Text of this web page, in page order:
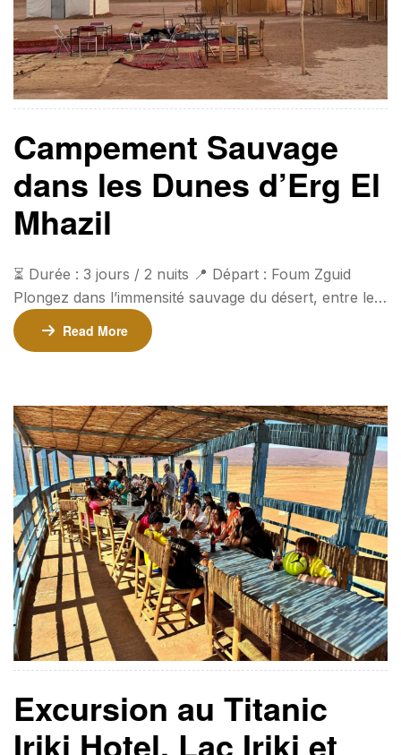
Campement Sauvage
dans les Dunes d’Erg El
Mhazil
⏳ Durée : 3 jours / 2 nuits 📍 Départ : Foum Zguid
Plongez dans l’immensité sauvage du désert, entre le
Parc National d’Iriki et les dunes préservées d’Erg El
Mhazil. Ce circuit vous offre une expérience unique en
[…]
Read More
Excursion au Titanic
Iriki Hotel, Lac Iriki et